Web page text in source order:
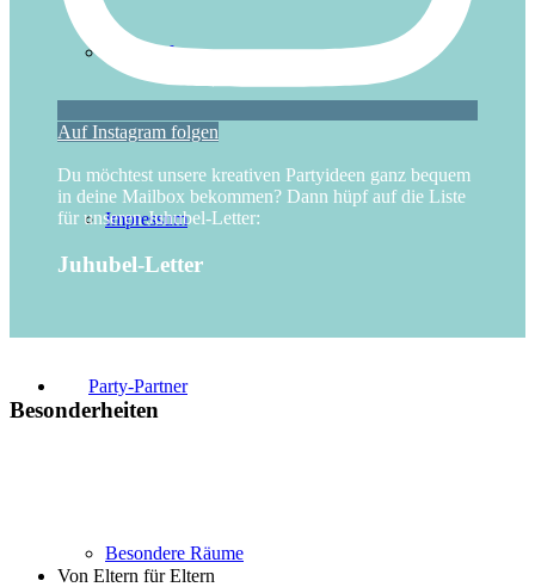
Presseinfos
Impressum
Party-Partner
Besondere Räume
Auf Instagram folgen
Du möchtest unsere kreativen Partyideen ganz bequem
in deine Mailbox bekommen? Dann hüpf auf die Liste
für unseren Juhubel-Letter:
Juhubel-Letter
Besonderheiten
Von Eltern für Eltern